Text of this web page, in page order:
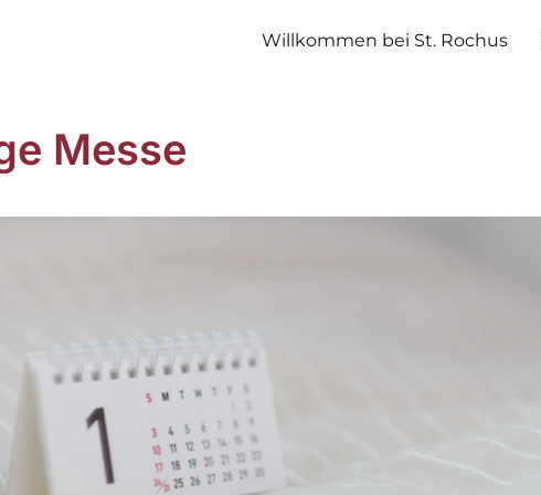
Willkommen bei St. Rochus
Messe